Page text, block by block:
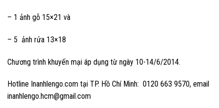
– 1 ảnh gỗ 15×21 và
– 5 ảnh rửa 13×18
Chương trình khuyến mại áp dụng từ ngày 10-14/6/2014.
Hotline Inanhlengo.com tại TP. Hồ Chí Minh: 0120 663 9570, email
inanhlengo.hcm@gmail.com